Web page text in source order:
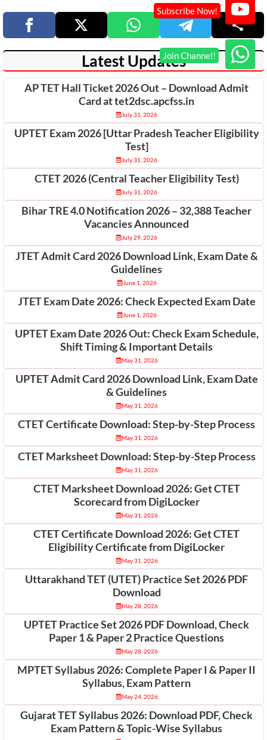
Latest Updates
AP TET Hall Ticket 2026 Out – Download Admit
Card at tet2dsc.apcfss.in
July 31, 2026
UPTET Exam 2026 [Uttar Pradesh Teacher Eligibility
Test]
July 31, 2026
CTET 2026 (Central Teacher Eligibility Test)
July 31, 2026
Bihar TRE 4.0 Notification 2026 – 32,388 Teacher
Vacancies Announced
July 29, 2026
JTET Admit Card 2026 Download Link, Exam Date &
Guidelines
June 1, 2026
JTET Exam Date 2026: Check Expected Exam Date
June 1, 2026
UPTET Exam Date 2026 Out: Check Exam Schedule,
Shift Timing & Important Details
May 31, 2026
UPTET Admit Card 2026 Download Link, Exam Date
& Guidelines
May 31, 2026
CTET Certificate Download: Step-by-Step Process
May 31, 2026
CTET Marksheet Download: Step-by-Step Process
May 31, 2026
CTET Marksheet Download 2026: Get CTET
Scorecard from DigiLocker
May 31, 2026
CTET Certificate Download 2026: Get CTET
Eligibility Certificate from DigiLocker
May 31, 2026
Uttarakhand TET (UTET) Practice Set 2026 PDF
Download
May 28, 2026
UPTET Practice Set 2026 PDF Download, Check
Paper 1 & Paper 2 Practice Questions
May 28, 2026
MPTET Syllabus 2026: Complete Paper I & Paper II
Syllabus, Exam Pattern
May 24, 2026
Gujarat TET Syllabus 2026: Download PDF, Check
Exam Pattern & Topic-Wise Syllabus